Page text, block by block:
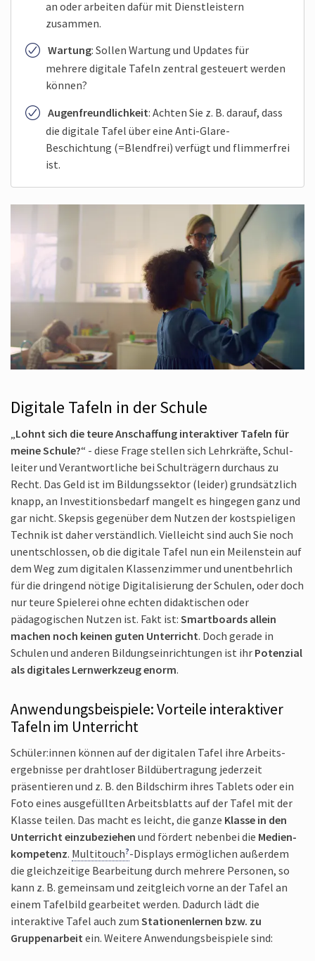
an oder arbeiten dafür mit Dienstleistern
zusammen.
Wartung: Sollen Wartung und Updates für
mehrere digitale Tafeln zentral gesteuert werden
können?
Augenfreundlichkeit: Achten Sie z. B. darauf, dass
die digitale Tafel über eine Anti-Glare-
Beschichtung (=Blendfrei) verfügt und flimmerfrei
ist.
Digitale Tafeln in der Schule
„Lohnt sich die teure Anschaffung interaktiver Tafeln für
meine Schule?“ - diese Frage stellen sich Lehr­kräfte, Schul­
leiter und Verantwortliche bei Schulträgern durchaus zu
Recht. Das Geld ist im Bildungs­sektor (leider) grundsätzlich
knapp, an Investitions­bedarf mangelt es hingegen ganz und
gar nicht. Skepsis gegenüber dem Nutzen der kost­spieligen
Technik ist daher verständlich. Vielleicht sind auch Sie noch
un­entschlossen, ob die digitale Tafel nun ein Meilen­stein auf
dem Weg zum digitalen Klassen­zimmer und unentbehrlich
für die dringend nötige Digitalisierung der Schulen, oder doch
nur teure Spielerei ohne echten didaktischen oder
pädagogischen Nutzen ist. Fakt ist: Smartboards allein
machen noch keinen guten Unterricht. Doch gerade in
Schulen und anderen Bildungs­einrichtungen ist ihr Potenzial
als digitales Lernwerkzeug enorm.
Anwendungs­beispiele: Vorteile interaktiver
Tafeln im Unterricht
Schüler:innen können auf der digitalen Tafel ihre Arbeits­
ergebnisse per drahtloser Bild­übertragung jederzeit
präsentieren und z. B. den Bildschirm ihres Tablets oder ein
Foto eines ausgefüllten Arbeits­blatts auf der Tafel mit der
Klasse teilen. Das macht es leicht, die ganze Klasse in den
Unterricht einzubeziehen und fördert nebenbei die Medien­
kompetenz. Multitouch -Displays ermöglichen außerdem
die gleichzeitige Bearbeitung durch mehrere Personen, so
kann z. B. gemeinsam und zeitgleich vorne an der Tafel an
einem Tafel­bild gearbeitet werden. Dadurch lädt die
interaktive Tafel auch zum Stationen­lernen bzw. zu
Gruppen­arbeit ein. Weitere Anwendungsbeispiele sind: